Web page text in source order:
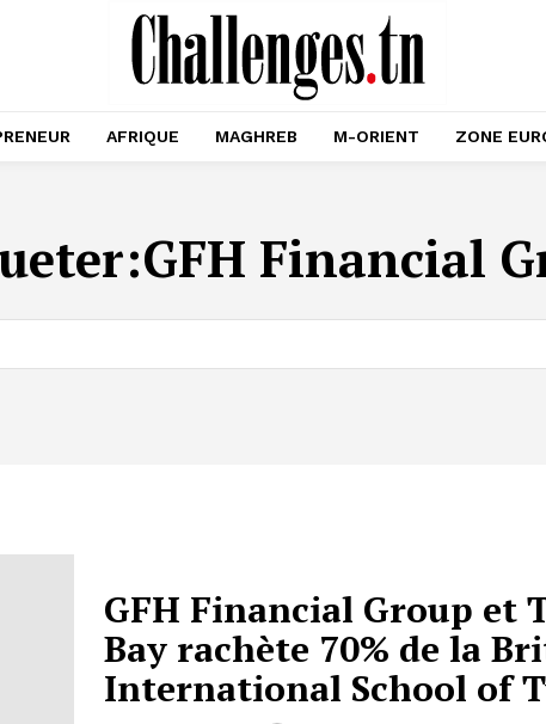
AFRIQUE MAGHREB M-ORIENT ZONE
GFH Financial
GFH Financial Group et
Bay rachète 70% de la
International School of